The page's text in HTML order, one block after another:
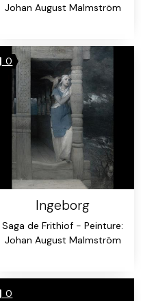
Johan August Malmström
0
Ingeborg
Saga de Frithiof - Peinture:
Johan August Malmström
0